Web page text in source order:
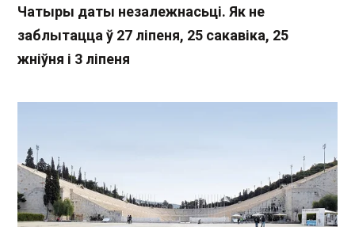
Чатыры даты незалежнасьці. Як не
заблытацца ў 27 ліпеня, 25 сакавіка, 25
жніўня і 3 ліпеня